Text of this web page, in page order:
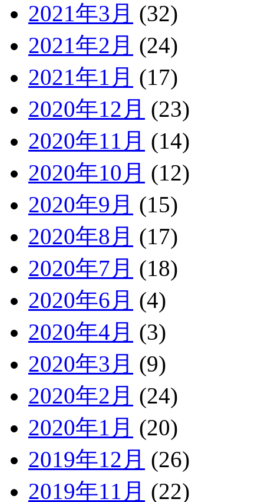
2021年3月 (32)
2021年2月 (24)
2021年1月 (17)
2020年12月 (23)
2020年11月 (14)
2020年10月 (12)
2020年9月 (15)
2020年8月 (17)
2020年7月 (18)
2020年6月 (4)
2020年4月 (3)
2020年3月 (9)
2020年2月 (24)
2020年1月 (20)
2019年12月 (26)
2019年11月 (22)